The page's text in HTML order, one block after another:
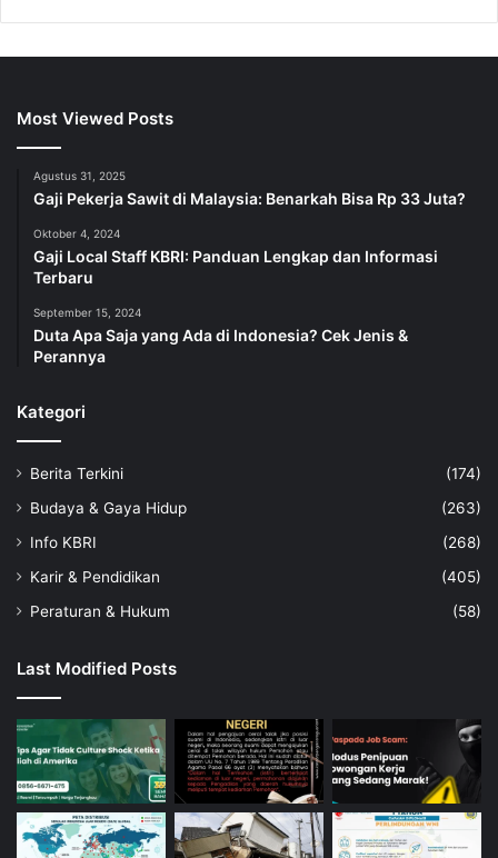
Most Viewed Posts
Agustus 31, 2025
Gaji Pekerja Sawit di Malaysia: Benarkah Bisa Rp 33 Juta?
Oktober 4, 2024
Gaji Local Staff KBRI: Panduan Lengkap dan Informasi
Terbaru
September 15, 2024
Duta Apa Saja yang Ada di Indonesia? Cek Jenis &
Perannya
Kategori
Berita Terkini
(174)
Budaya & Gaya Hidup
(263)
Info KBRI
(268)
Karir & Pendidikan
(405)
Peraturan & Hukum
(58)
Last Modified Posts